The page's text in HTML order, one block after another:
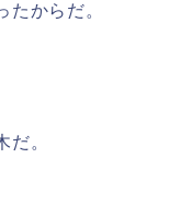
たからだ。
だ。